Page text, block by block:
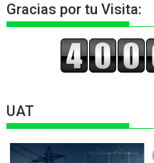
Gracias por tu Visita:
UAT